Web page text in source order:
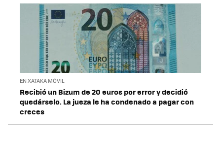
EN XATAKA MÓVIL
Recibió un Bizum de 20 euros por error y decidió
quedárselo. La jueza le ha condenado a pagar con
creces